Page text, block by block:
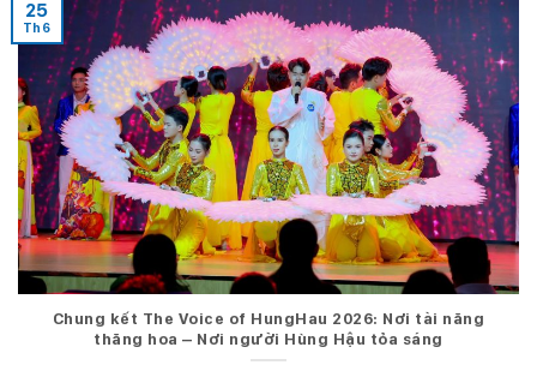
Chung kết The Voice of HungHau 2026: Nơi tài năng
thăng hoa – Nơi người Hùng Hậu tỏa sáng
25
Th6